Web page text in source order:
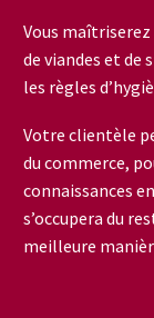
Vous
de viandes et
les règles
Votre clientèle
du commerce,
connaissances
s’occupera du
meilleure